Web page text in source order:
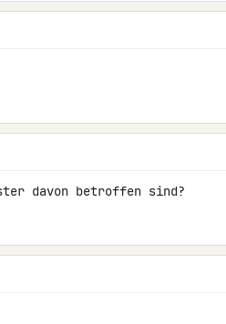
davon betroffen sind?